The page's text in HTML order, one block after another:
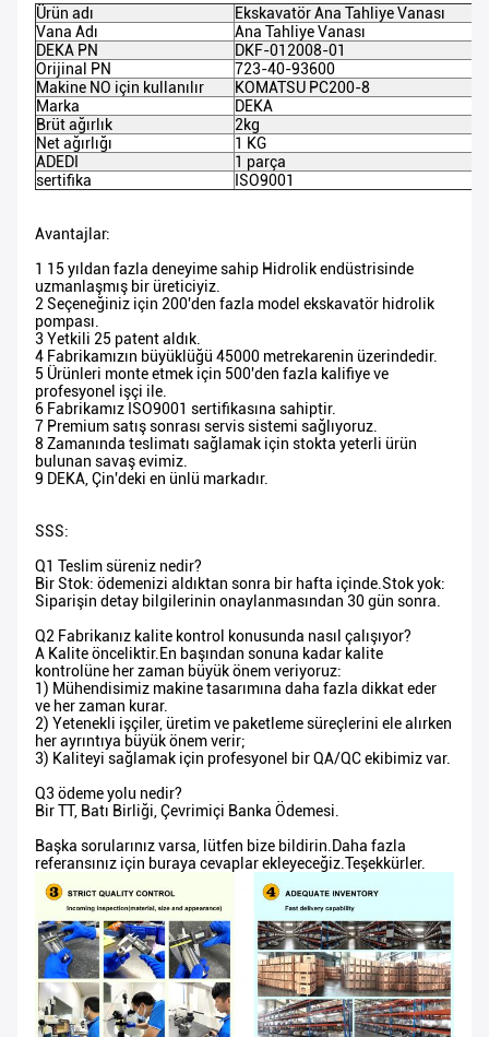
Ürün adı
Ekskavatör Ana Tahliye Vanası
Vana Adı
Ana Tahliye Vanası
DEKA PN
DKF-012008-01
Orijinal PN
723-40-93600
Makine NO için kullanılır
KOMATSU PC200-8
Marka
DEKA
Brüt ağırlık
2kg
Net ağırlığı
1 KG
ADEDI
1 parça
sertifika
ISO9001
Avantajlar:
1 15 yıldan fazla deneyime sahip Hidrolik endüstrisinde
uzmanlaşmış bir üreticiyiz.
2 Seçeneğiniz için 200'den fazla model ekskavatör hidrolik
pompası.
3 Yetkili 25 patent aldık.
4 Fabrikamızın büyüklüğü 45000 metrekarenin üzerindedir.
5 Ürünleri monte etmek için 500'den fazla kalifiye ve
profesyonel işçi ile.
6 Fabrikamız ISO9001 sertifikasına sahiptir.
7 Premium satış sonrası servis sistemi sağlıyoruz.
8 Zamanında teslimatı sağlamak için stokta yeterli ürün
bulunan savaş evimiz.
9 DEKA, Çin'deki en ünlü markadır.
SSS:
Q1 Teslim süreniz nedir?
Bir Stok: ödemenizi aldıktan sonra bir hafta içinde.Stok yok:
Siparişin detay bilgilerinin onaylanmasından 30 gün sonra.
Q2 Fabrikanız kalite kontrol konusunda nasıl çalışıyor?
A Kalite önceliktir.En başından sonuna kadar kalite
kontrolüne her zaman büyük önem veriyoruz:
1) Mühendisimiz makine tasarımına daha fazla dikkat eder
ve her zaman kurar.
2) Yetenekli işçiler, üretim ve paketleme süreçlerini ele alırken
her ayrıntıya büyük önem verir;
3) Kaliteyi sağlamak için profesyonel bir QA/QC ekibimiz var.
Q3 ödeme yolu nedir?
Bir TT, Batı Birliği, Çevrimiçi Banka Ödemesi.
Başka sorularınız varsa, lütfen bize bildirin.Daha fazla
referansınız için buraya cevaplar ekleyeceğiz.Teşekkürler.